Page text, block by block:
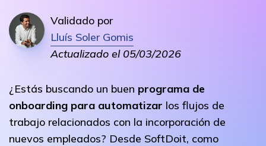
Validado por
Lluís Soler Gomis
Actualizado el 05/03/2026
¿Estás buscando un buen programa de
onboarding para automatizar los flujos de
trabajo relacionados con la incorporación de
nuevos empleados? Desde SoftDoit, como